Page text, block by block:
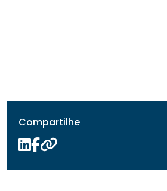
Compartilhe